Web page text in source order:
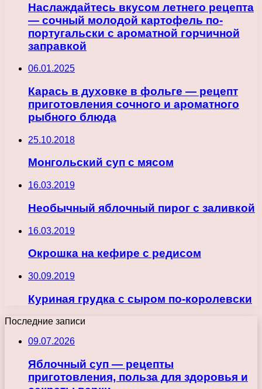
Наслаждайтесь вкусом летнего рецепта
— сочный молодой картофель по-
португальски с ароматной горчичной
заправкой
06.01.2025
Карась в духовке в фольге — рецепт
приготовления сочного и ароматного
рыбного блюда
25.10.2018
Монгольский суп с мясом
16.03.2019
Необычный яблочный пирог с заливкой
16.03.2019
Окрошка на кефире с редисом
30.09.2019
Куриная грудка с сыром по-королевски
Последние записи
09.07.2026
Яблочный суп — рецепты
приготовления, польза для здоровья и